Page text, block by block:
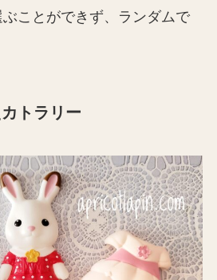
ことができず、ランダムで
トラリー